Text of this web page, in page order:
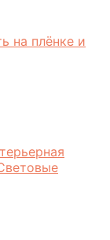
на плёнке и